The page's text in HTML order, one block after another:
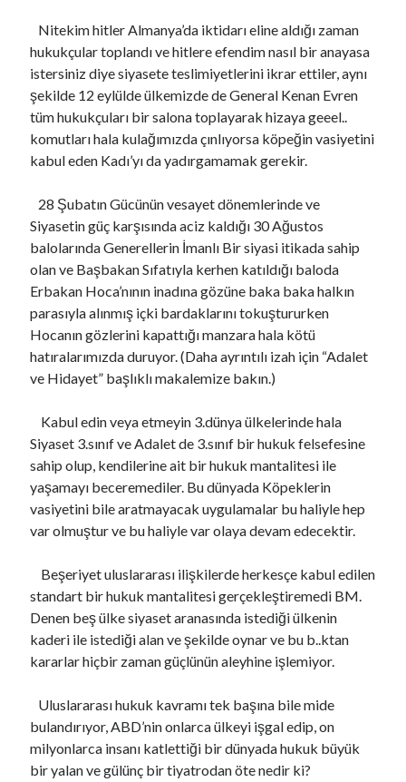
Nitekim hitler Almanya’da iktidarı eline aldığı zaman
hukukçular toplandı ve hitlere efendim nasıl bir anayasa
istersiniz diye siyasete teslimiyetlerini ikrar ettiler, aynı
şekilde 12 eylülde ülkemizde de General Kenan Evren
tüm hukukçuları bir salona toplayarak hizaya geeel..
komutları hala kulağımızda çınlıyorsa köpeğin vasiyetini
kabul eden Kadı’yı da yadırgamamak gerekir.
28 Şubatın Gücünün vesayet dönemlerinde ve
Siyasetin güç karşısında aciz kaldığı 30 Ağustos
balolarında Generellerin İmanlı Bir siyasi itikada sahip
olan ve Başbakan Sıfatıyla kerhen katıldığı baloda
Erbakan Hoca’nının inadına gözüne baka baka halkın
parasıyla alınmış içki bardaklarını tokuştururken
Hocanın gözlerini kapattığı manzara hala kötü
hatıralarımızda duruyor. (Daha ayrıntılı izah için “Adalet
ve Hidayet” başlıklı makalemize bakın.)
Kabul edin veya etmeyin 3.dünya ülkelerinde hala
Siyaset 3.sınıf ve Adalet de 3.sınıf bir hukuk felsefesine
sahip olup, kendilerine ait bir hukuk mantalitesi ile
yaşamayı beceremediler. Bu dünyada Köpeklerin
vasiyetini bile aratmayacak uygulamalar bu haliyle hep
var olmuştur ve bu haliyle var olaya devam edecektir.
Beşeriyet uluslararası ilişkilerde herkesçe kabul edilen
standart bir hukuk mantalitesi gerçekleştiremedi BM.
Denen beş ülke siyaset aranasında istediği ülkenin
kaderi ile istediği alan ve şekilde oynar ve bu b..ktan
kararlar hiçbir zaman güçlünün aleyhine işlemiyor.
Uluslararası hukuk kavramı tek başına bile mide
bulandırıyor, ABD’nin onlarca ülkeyi işgal edip, on
milyonlarca insanı katlettiği bir dünyada hukuk büyük
bir yalan ve gülünç bir tiyatrodan öte nedir ki?